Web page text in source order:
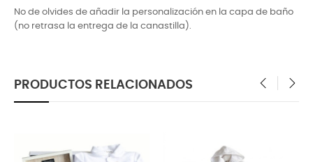
No de olvides de añadir la personalización en la capa de baño
(no retrasa la entrega de la canastilla).
PRODUCTOS RELACIONADOS